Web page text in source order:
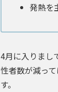
発熱を
4月に入りまし
性者数が減っ
す。